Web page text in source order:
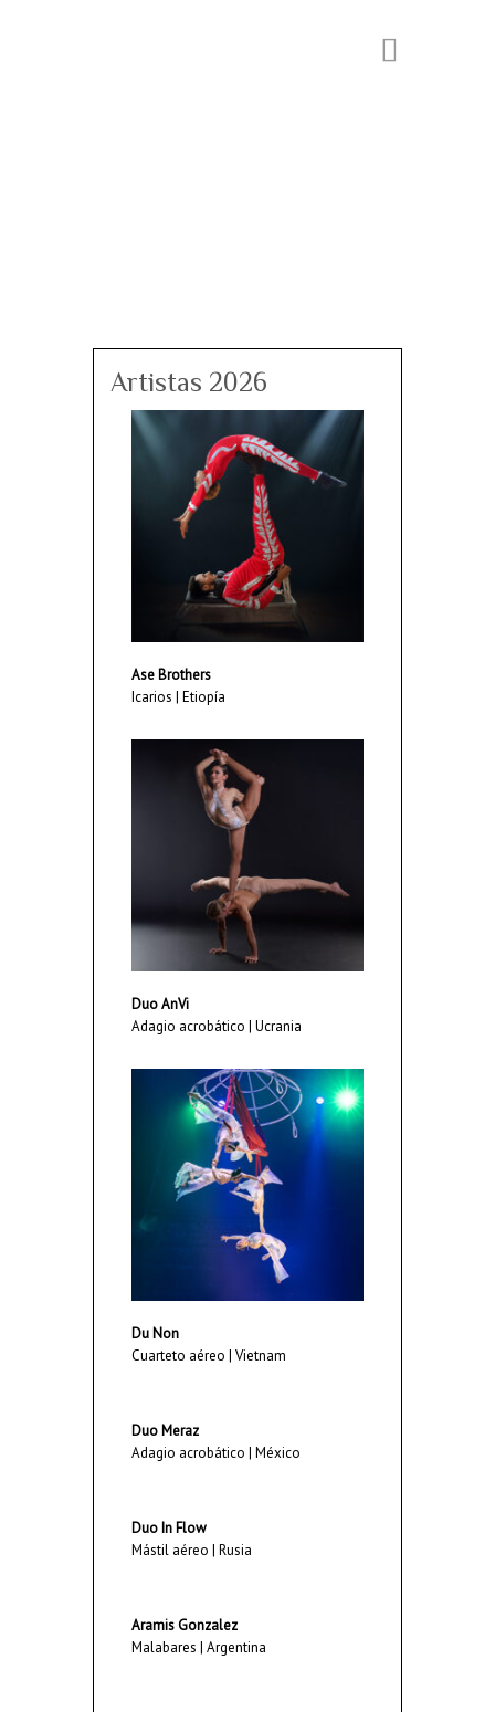
Artistas 2026
Ase Brothers
Icarios | Etiopía
Duo AnVi
Adagio acrobático | Ucrania
Du Non
Cuarteto aéreo | Vietnam
Duo Meraz
Adagio acrobático | México
Duo In Flow
Mástil aéreo | Rusia
Aramis Gonzalez
Malabares | Argentina